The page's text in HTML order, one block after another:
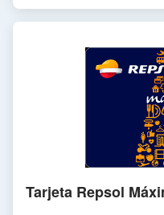
Tarjeta Repsol